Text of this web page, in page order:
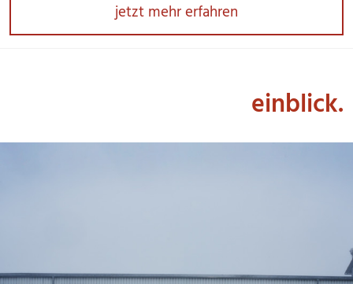
jetzt mehr erfahren
einblick.